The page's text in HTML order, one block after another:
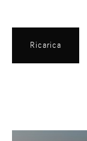
Ricarica